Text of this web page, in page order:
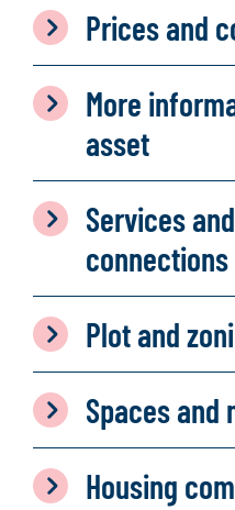
Prices and
More
asset
Services
connections
Plot and
Spaces and
Housing